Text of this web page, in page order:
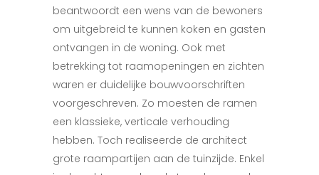
beantwoordt een wens van de bewoners
om uitgebreid te kunnen koken en gasten
ontvangen in de woning. Ook met
betrekking tot raamopeningen en zichten
waren er duidelijke bouwvoorschriften
voorgeschreven. Zo moesten de ramen
een klassieke, verticale verhouding
hebben. Toch realiseerde de architect
grote raampartijen aan de tuinzijde. Enkel